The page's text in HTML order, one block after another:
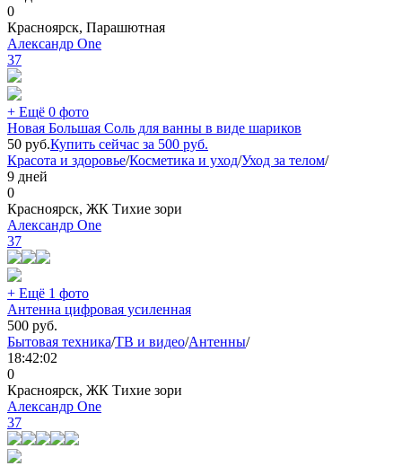
0
Красноярск, Парашютная
Александр One
37
+ Ещё 0 фото
Новая Большая Соль для ванны в виде шариков
50 руб.Купить сейчас за 500 руб.
Красота и здоровье/Косметика и уход/Уход за телом/
9 дней
0
Красноярск, ЖК Тихие зори
Александр One
37
+ Ещё 1 фото
Антенна цифровая усиленная
500 руб.
Бытовая техника/ТВ и видео/Антенны/
18:42:02
0
Красноярск, ЖК Тихие зори
Александр One
37